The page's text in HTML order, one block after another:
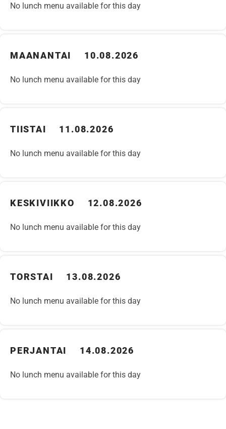
No lunch menu available for this day
MAANANTAI 10.08.2026
No lunch menu available for this day
TIISTAI 11.08.2026
No lunch menu available for this day
KESKIVIIKKO 12.08.2026
No lunch menu available for this day
TORSTAI 13.08.2026
No lunch menu available for this day
PERJANTAI 14.08.2026
No lunch menu available for this day